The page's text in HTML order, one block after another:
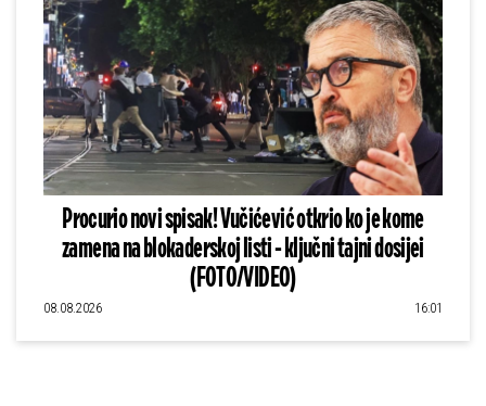
Procurio novi spisak! Vučićević otkrio ko je kome
zamena na blokaderskoj listi - ključni tajni dosijei
(FOTO/VIDEO)
08.08.2026 16:01